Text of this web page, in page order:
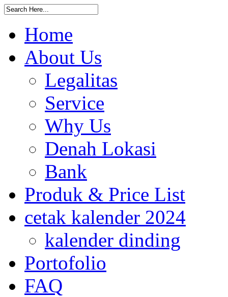
Home
About Us
Legalitas
Service
Why Us
Denah Lokasi
Bank
Produk & Price List
cetak kalender 2024
kalender dinding
Portofolio
FAQ